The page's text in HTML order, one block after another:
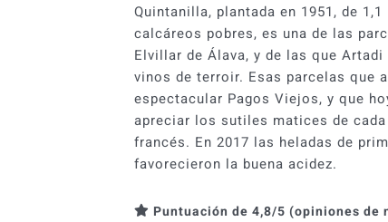
Quintanilla, plantada en 1951, de
calcáreos pobres, es una de las
Elvillar de Álava, y de las que
vinos de terroir. Esas parcelas que
espectacular Pagos Viejos, y que
apreciar los sutiles matices de
francés. En 2017 las heladas de
favorecieron la buena acidez.
Puntuación de 4,8/5 (opiniones de